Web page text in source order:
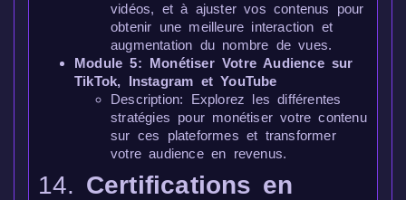
vidéos, et à ajuster vos contenus pour
obtenir une meilleure interaction et
augmentation du nombre de vues.
Module 5: Monétiser Votre Audience sur
TikTok, Instagram et YouTube
Description: Explorez les différentes
stratégies pour monétiser votre contenu
sur ces plateformes et transformer
votre audience en revenus.
14. Certifications en